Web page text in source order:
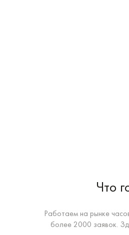
Что
Работаем на рынке
более 2000 заявок.